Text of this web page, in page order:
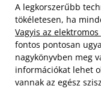
A legkorszerűbb
tökéletesen, ha
Vagyis az
fontos pontosan
nagykönyvben meg
információkat lehet
vannak az egész